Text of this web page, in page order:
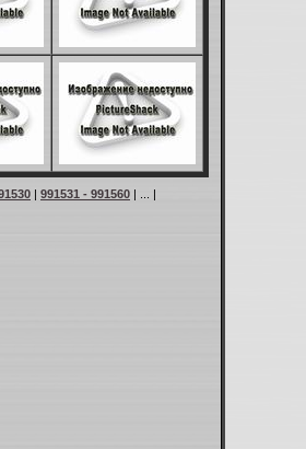
| 991531 - 991560 | ... |